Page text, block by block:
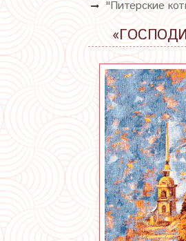
"Питерские